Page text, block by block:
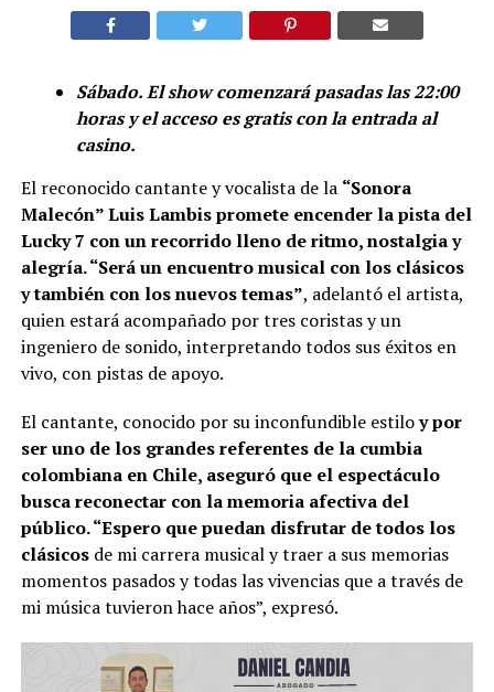
Sábado. El show comenzará pasadas las 22:00
horas y el acceso es gratis con la entrada al
casino.
El reconocido cantante y vocalista de la “Sonora
Malecón” Luis Lambis promete encender la pista del
Lucky 7 con un recorrido lleno de ritmo, nostalgia y
alegría. “Será un encuentro musical con los clásicos
y también con los nuevos temas”, adelantó el artista,
quien estará acompañado por tres coristas y un
ingeniero de sonido, interpretando todos sus éxitos en
vivo, con pistas de apoyo.
El cantante, conocido por su inconfundible estiloy por
ser uno de los grandes referentes de la cumbia
colombiana en Chile, aseguró que el espectáculo
busca reconectar con la memoria afectiva del
público. “Espero que puedan disfrutar de todos los
clásicosde mi carrera musical y traer a sus memorias
momentos pasados y todas las vivencias que a través de
mi música tuvieron hace años”, expresó.